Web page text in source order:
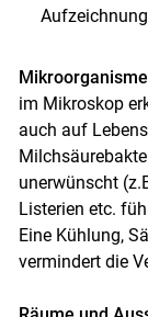
im Mikroskop
auch auf
unerwünscht
Listerien etc.
Eine Kühlung,
vermindert die